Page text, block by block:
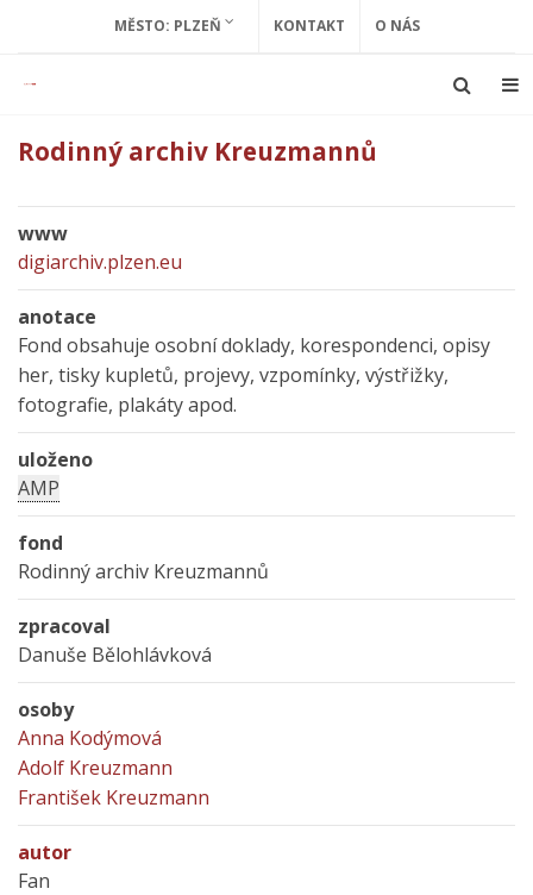
MĚSTO: PLZEŇ KONTAKT O NÁS
Rodinný archiv Kreuzmannů
www
digiarchiv.plzen.eu
anotace
Fond obsahuje osobní doklady, korespondenci, opisy
her, tisky kupletů, projevy, vzpomínky, výstřižky,
fotografie, plakáty apod.
uloženo
AMP
fond
Rodinný archiv Kreuzmannů
zpracoval
Danuše Bělohlávková
osoby
Anna Kodýmová
Adolf Kreuzmann
František Kreuzmann
autor
Fan